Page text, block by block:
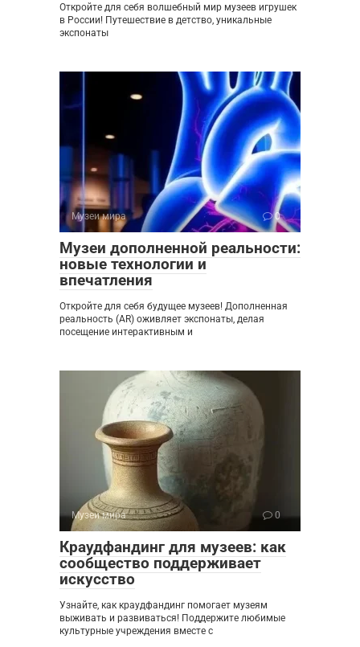
Откройте для себя волшебный мир музеев игрушек
в России! Путешествие в детство, уникальные
экспонаты
Музеи мира 0
Музеи дополненной реальности:
новые технологии и
впечатления
Откройте для себя будущее музеев! Дополненная
реальность (AR) оживляет экспонаты, делая
посещение интерактивным и
Музеи мира 0
Краудфандинг для музеев: как
сообщество поддерживает
искусство
Узнайте, как краудфандинг помогает музеям
выживать и развиваться! Поддержите любимые
культурные учреждения вместе с